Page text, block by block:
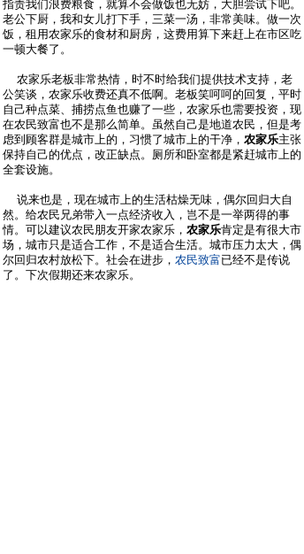
指责我们浪费粮食，就算不会做饭也无妨，大胆尝试下吧。
老公下厨，我和女儿打下手，三菜一汤，非常美味。做一次
饭，租用农家乐的食材和厨房，这费用算下来赶上在市区吃
一顿大餐了。
农家乐老板非常热情，时不时给我们提供技术支持，老
公笑谈，农家乐收费还真不低啊。老板笑呵呵的回复，平时
自己种点菜、捕捞点鱼也赚了一些，农家乐也需要投资，现
在农民致富也不是那么简单。虽然自己是地道农民，但是考
虑到顾客群是城市上的，习惯了城市上的干净， 农家乐主张
保持自己的优点，改正缺点。厕所和卧室都是紧赶城市上的
全套设施。
说来也是，现在城市上的生活枯燥无味，偶尔回归大自
然。给农民兄弟带入一点经济收入，岂不是一举两得的事
情。可以建议农民朋友开家农家乐， 农家乐肯定是有很大市
场，城市只是适合工作，不是适合生活。城市压力太大，偶
尔回归农村放松下。社会在进步， 农民致富已经不是传说
了。下次假期还来农家乐。